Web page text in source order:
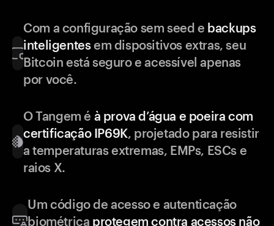
Com a configuração sem seed e backups
inteligentesem dispositivos extras, seu
Bitcoin está seguro e acessível apenas
por você.
O Tangem é à prova d’água e poeira com
certificação IP69K, projetado para resistir
a temperaturas extremas, EMPs, ESCs e
raios X.
Um código de acesso e autenticação
biométrica protegem contra acessos não